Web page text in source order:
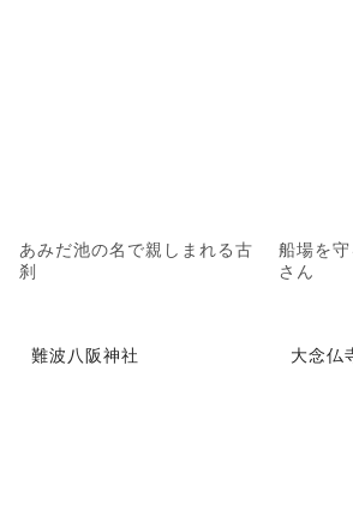
あみだ池の名で親しまれる古
刹
船場を
さん
難波八阪神社 大念仏